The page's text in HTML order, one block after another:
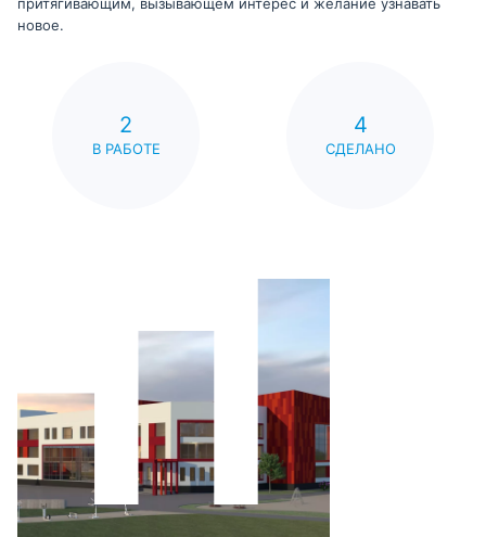
притягивающим, вызывающем интерес и желание узнавать
новое.
2
В РАБОТЕ
4
СДЕЛАНО